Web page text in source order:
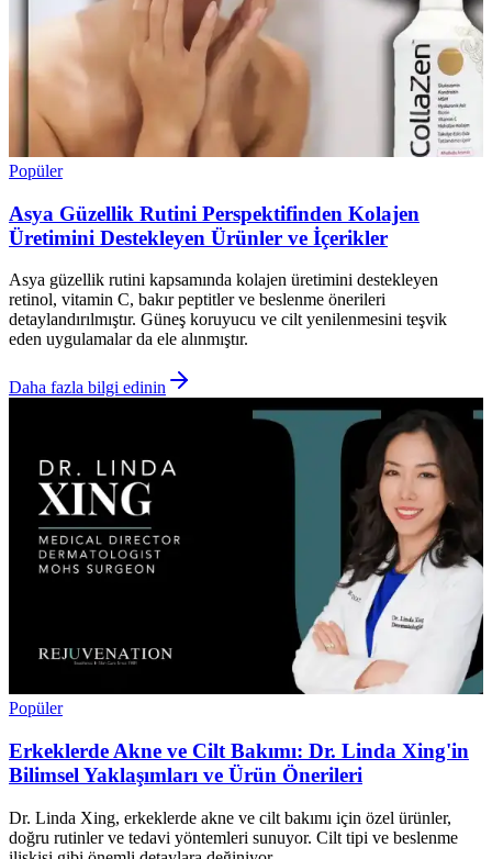
Popüler
Asya Güzellik Rutini Perspektifinden Kolajen
Üretimini Destekleyen Ürünler ve İçerikler
Asya güzellik rutini kapsamında kolajen üretimini destekleyen
retinol, vitamin C, bakır peptitler ve beslenme önerileri
detaylandırılmıştır. Güneş koruyucu ve cilt yenilenmesini teşvik
eden uygulamalar da ele alınmıştır.
Daha fazla bilgi edinin
Popüler
Erkeklerde Akne ve Cilt Bakımı: Dr. Linda Xing'in
Bilimsel Yaklaşımları ve Ürün Önerileri
Dr. Linda Xing, erkeklerde akne ve cilt bakımı için özel ürünler,
doğru rutinler ve tedavi yöntemleri sunuyor. Cilt tipi ve beslenme